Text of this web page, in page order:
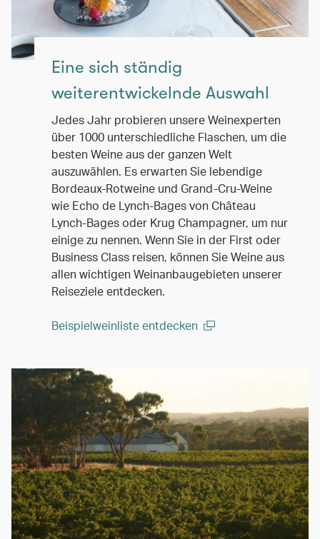
Eine sich ständig
weiterentwickelnde Auswahl
Jedes Jahr probieren unsere Weinexperten
über 1000 unterschiedliche Flaschen, um die
besten Weine aus der ganzen Welt
auszuwählen. Es erwarten Sie lebendige
Bordeaux-Rotweine und Grand-Cru-Weine
wie Echo de Lynch-Bages von Château
Lynch-Bages oder Krug Champagner, um nur
einige zu nennen. Wenn Sie in der First oder
Business Class reisen, können Sie Weine aus
allen wichtigen Weinanbaugebieten unserer
Reiseziele entdecken.
Beispielweinliste entdecken